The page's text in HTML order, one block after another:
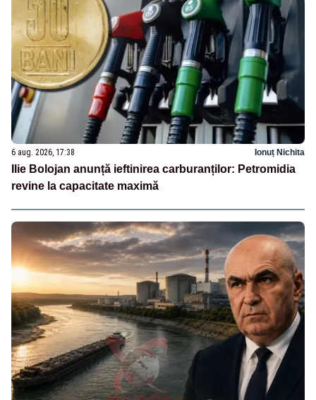
6 aug. 2026, 17:38 Ionuț Nichita
Ilie Bolojan anunță ieftinirea carburanților: Petromidia
revine la capacitate maximă